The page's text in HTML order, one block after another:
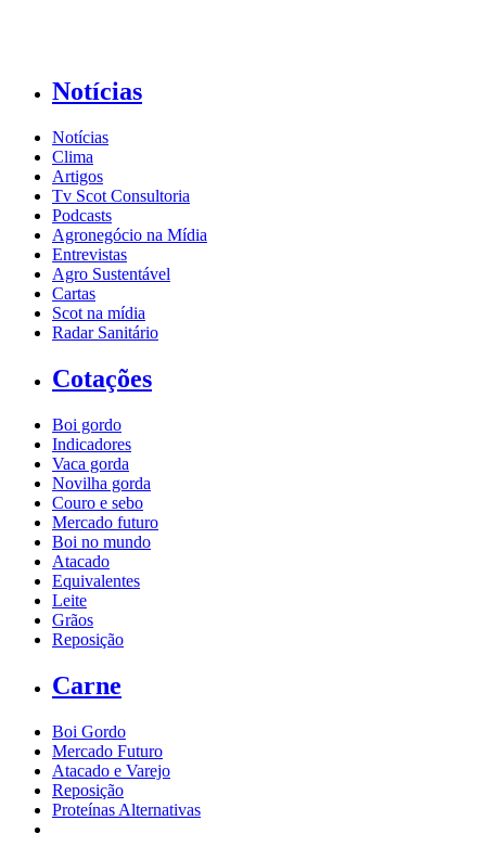
Notícias
Notícias
Clima
Artigos
Tv Scot Consultoria
Podcasts
Agronegócio na Mídia
Entrevistas
Agro Sustentável
Cartas
Scot na mídia
Radar Sanitário
Cotações
Boi gordo
Indicadores
Vaca gorda
Novilha gorda
Couro e sebo
Mercado futuro
Boi no mundo
Atacado
Equivalentes
Leite
Grãos
Reposição
Carne
Boi Gordo
Mercado Futuro
Atacado e Varejo
Reposição
Proteínas Alternativas